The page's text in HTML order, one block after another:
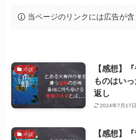
当ページのリンクには広告が含
小説
【感想】
ものはい
返し
2024年7月17日
小説
【感想】